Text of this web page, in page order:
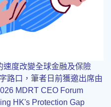
速度改變全球金融及保險
路口，筆者日前獲邀出席由
MDRT CEO Forum
HK's Protection Gap